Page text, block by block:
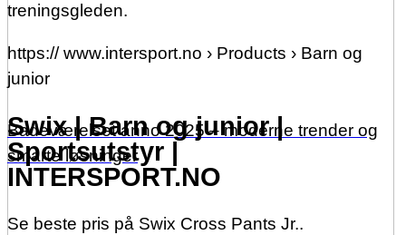
Badeværelset anno 2025 – moderne trender og
smarte løsninger
treningsgleden.
https:// www.intersport.no › Products › Barn og
junior
Swix | Barn og junior |
Sportsutstyr |
INTERSPORT.NO
Se beste pris på Swix Cross Pants Jr..